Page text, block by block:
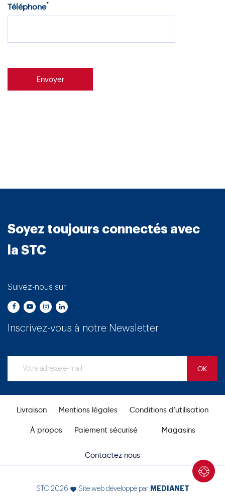
Téléphone*
Envoyer
Soyez toujours connectés avec
la STC
Suivez-nous sur
Inscrivez-vous à notre Newsletter
Livraison Mentions légales Conditions d'utilisation
À propos Paiement sécurisé Magasins
Contactez nous
STC 2026 favorite Site web développé par MEDIANET